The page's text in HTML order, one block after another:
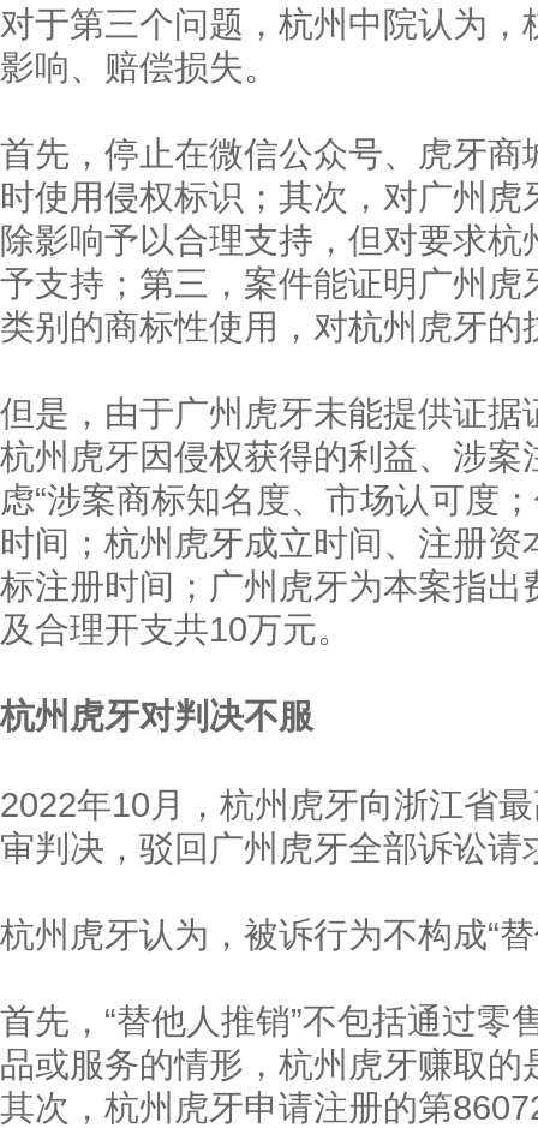
对于第三个问题，杭州中院认为
影响、赔偿损失。
首先，停止在微信公众号、虎牙
时使用侵权标识；其次，对广州
除影响予以合理支持，但对要求
予支持；第三，案件能证明广州虎
类别的商标性使用，对杭州虎牙的
但是，由于广州虎牙未能提供证
杭州虎牙因侵权获得的利益、涉
虑“涉案商标知名度、市场认可度
时间；杭州虎牙成立时间、注册
标注册时间；广州虎牙为本案指出
及合理开支共10万元。
杭州虎牙对判决不服
2022年10月，杭州虎牙向浙江省
审判决，驳回广州虎牙全部诉讼请
杭州虎牙认为，被诉行为不构成“
首先，“替他人推销”不包括通过零
品或服务的情形，杭州虎牙赚取
其次，杭州虎牙申请注册的第